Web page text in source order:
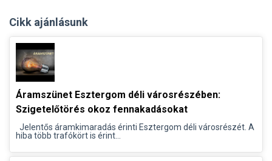
Cikk ajánlásunk
Áramszünet Esztergom déli városrészében:
Szigetelőtörés okoz fennakadásokat
Jelentős áramkimaradás érinti Esztergom déli városrészét. A
hiba több trafókört is érint...